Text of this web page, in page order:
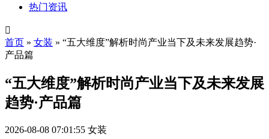
热门资讯

首页 » 女装 » “五大维度”解析时尚产业当下及未来发展趋势·
产品篇
“五大维度”解析时尚产业当下及未来发展
趋势·产品篇
2026-08-08 07:01:55 女装